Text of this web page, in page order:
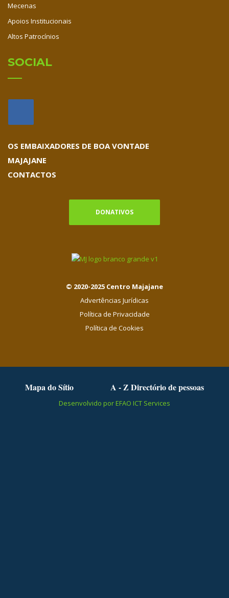
Mecenas
Apoios Institucionais
Altos Patrocínios
SOCIAL
OS EMBAIXADORES DE BOA VONTADE
MAJAJANE
CONTACTOS
DONATIVOS
© 2020-2025 Centro Majajane
Advertências Jurídicas
Política de Privacidade
Política de Cookies
Mapa do Sítio A - Z Directório de pessoas
Desenvolvido por EFAO ICT Services